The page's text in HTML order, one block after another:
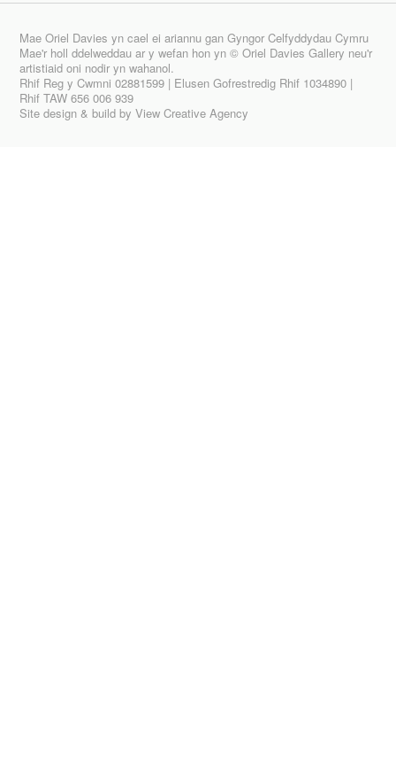
Mae Oriel Davies yn cael ei ariannu gan Gyngor Celfyddydau Cymru
Mae'r holl ddelweddau ar y wefan hon yn © Oriel Davies Gallery neu'r
artistiaid oni nodir yn wahanol.
Rhif Reg y Cwmni 02881599 | Elusen Gofrestredig Rhif 1034890 |
Rhif TAW 656 006 939
Site design & build byView Creative Agency